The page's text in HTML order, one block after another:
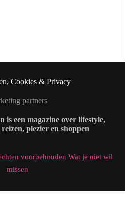
Cookies & Privacy
partners
is een magazine over lifestyle,
plezier en shoppen
voorbehouden Wat je niet wil
missen